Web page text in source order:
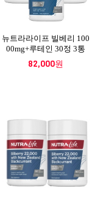
뉴트라라이프 빌베리 100
00mg+루테인 30정 3통
82,000원